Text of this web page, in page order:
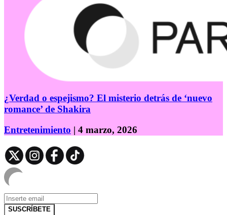
¿Verdad o espejismo? El misterio detrás de ‘nuevo
romance’ de Shakira
Entretenimiento | 4 marzo, 2026
SUSCRÍBETE